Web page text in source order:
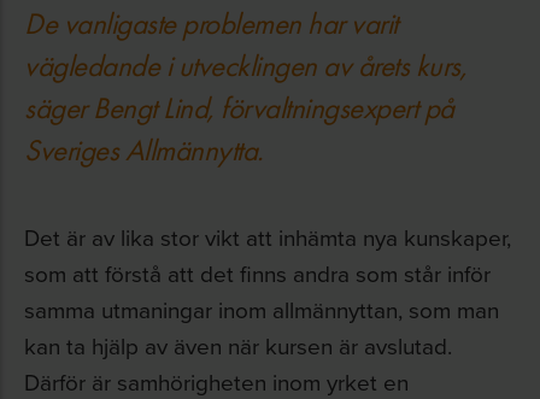
De vanligaste problemen har varit
vägledande i utvecklingen av årets kurs,
säger Bengt Lind, förvaltningsexpert på
Sveriges Allmännytta.
Det är av lika stor vikt att inhämta nya kunskaper,
som att förstå att det finns andra som står inför
samma utmaningar inom allmännyttan, som man
kan ta hjälp av även när kursen är avslutad.
Därför är samhörigheten inom yrket en